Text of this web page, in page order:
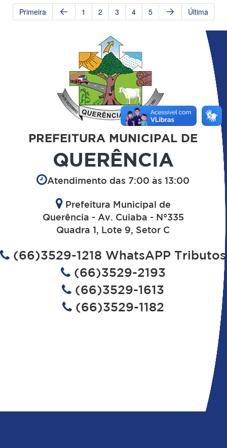
Primeira 1 2 3 4 5 Última
PREFEITURA MUNICIPAL DE
QUERÊNCIA
Atendimento das 7:00 às 13:00
Prefeitura Municipal de
Querência - Av. Cuiaba - N°335
Quadra 1, Lote 9, Setor C
(66)3529-1218 WhatsAPP Tributos
(66)3529-2193
(66)3529-1613
(66)3529-1182